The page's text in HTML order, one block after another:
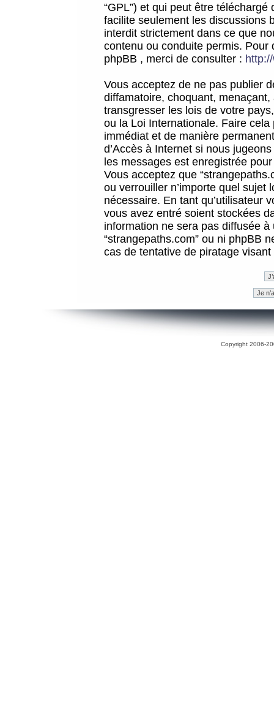
“GPL”) et qui peut être téléchargé
facilite seulement les discussions
interdit strictement dans ce que
contenu ou conduite permis.
phpBB , merci de consulter :
Vous acceptez de ne pas publier
diffamatoire, choquant,
transgresser les lois de votre
ou la Loi Internationale. Faire
immédiat et de manière
d’Accès à Internet si nous
les messages est enregistrée
Vous acceptez que
ou verrouiller n’importe quel sujet
nécessaire. En tant qu’utilisateur
vous avez entré soient stockées
information ne sera pas diffusée
“strangepaths.com” ou ni phpBB
cas de tentative de piratage
Copyright 2006-